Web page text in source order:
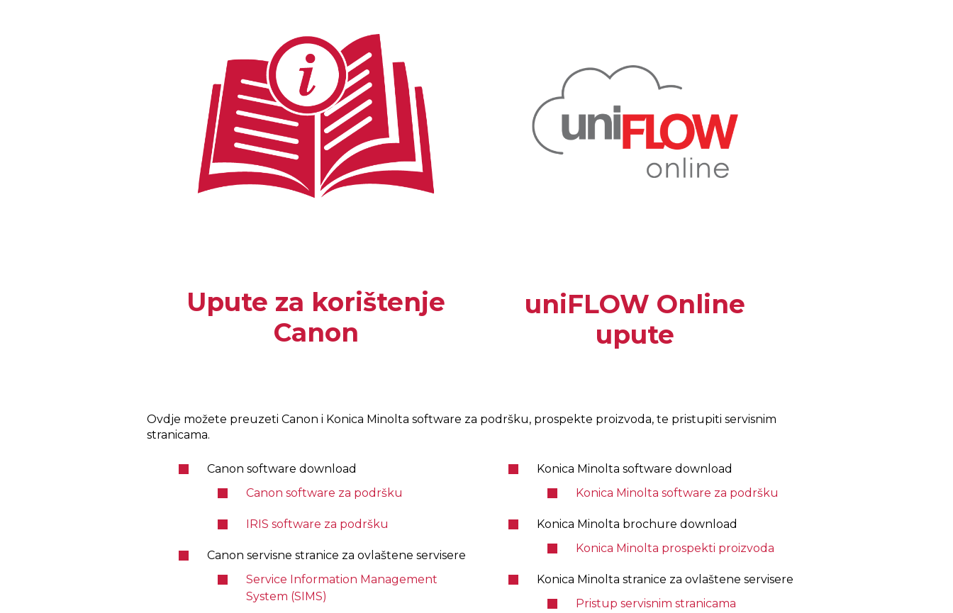
Upute za korištenje
Canon
uniFLOW Online
upute
Ovdje možete preuzeti Canon i Konica Minolta software za podršku, prospekte proizvoda, te pristupiti servisnim
stranicama.
Canon software download
Canon software za podršku
IRIS software za podršku
Canon servisne stranice za ovlaštene servisere
Service Information Management
System (SIMS)
Konica Minolta software download
Konica Minolta software za podršku
Konica Minolta brochure download
Konica Minolta prospekti proizvoda
Konica Minolta stranice za ovlaštene servisere
Pristup servisnim stranicama